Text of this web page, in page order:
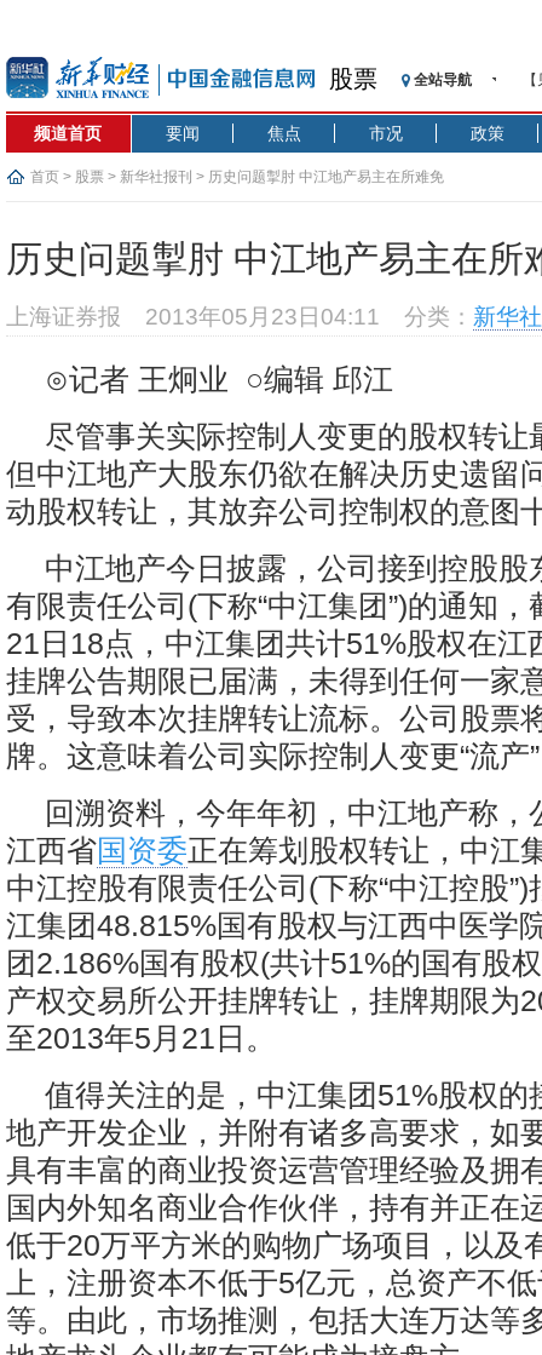
股票 全站导航
记
央
沥
频道首页 要闻 焦点 市况 政策
首页 > 股票 > 新华社报刊 > 历史问题掣肘 中江地产易主在所难免
历史问题掣肘 中江地产易主在所
上海证券报 2013年05月23日04:11 分类： 新华
⊙记者 王炯业 ○编辑 邱江
尽管事关实际控制人变更的股权转让
但中江地产大股东仍欲在解决历史遗留
动股权转让，其放弃公司控制权的意图
中江地产今日披露，公司接到控股股
有限责任公司(下称“中江集团”)的通知
21日18点，中江集团共计51%股权在江
挂牌公告期限已届满，未得到任何一家
受，导致本次挂牌转让流标。公司股票
牌。这意味着公司实际控制人变更“流产
回溯资料，今年年初，中江地产称，
江西省国资委正在筹划股权转让，中江
中江控股有限责任公司(下称“中江控股
江集团48.815%国有股权与江西中医学
团2.186%国有股权(共计51%的国有股
产权交易所公开挂牌转让，挂牌期限为
至2013年5月21日。
值得关注的是，中江集团51%股权的
地产开发企业，并附有诸多高要求，如
具有丰富的商业投资运营管理经验及拥
国内外知名商业合作伙伴，持有并正在
低于20万平方米的购物广场项目，以及
上，注册资本不低于5亿元，总资产不
等。由此，市场推测，包括大连万达等